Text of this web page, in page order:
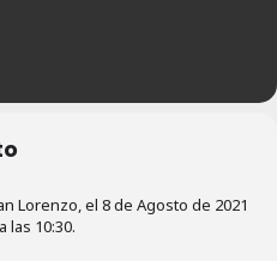
Lorenzo, el 8 de Agosto de 2021
las 10:30.